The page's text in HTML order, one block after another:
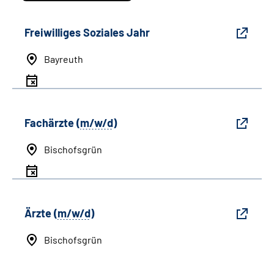
Freiwilliges Soziales Jahr
Bayreuth
Fachärzte (m/w/d)
Bischofsgrün
Ärzte (m/w/d)
Bischofsgrün